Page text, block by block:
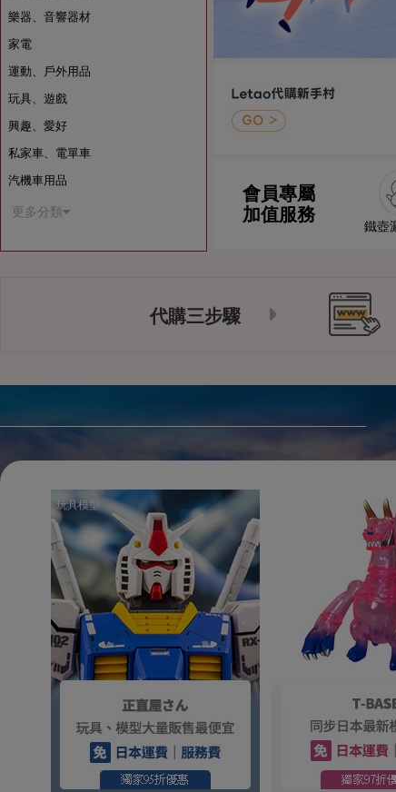
樂器、音響器材
家電
運動、戶外用品
玩具、遊戲
興趣、愛好
私家車、電單車
汽機車用品
更多分類
會員專屬
加值服務
鐵壺
代購三步驟
玩具模型